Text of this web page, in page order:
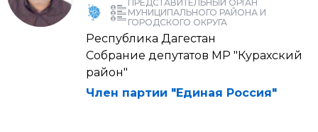
ПРЕДСТАВИТЕЛЬНЫЙ ОРГАН
МУНИЦИПАЛЬНОГО РАЙОНА И
ГОРОДСКОГО ОКРУГА
Республика Дагестан
Собрание депутатов МР "Курахский
район"
Член партии "Единая Россия"